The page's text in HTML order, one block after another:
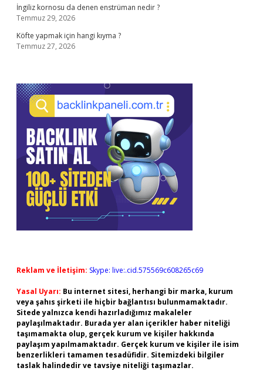
İngiliz kornosu da denen enstrüman nedir ?
Temmuz 29, 2026
Köfte yapmak için hangi kıyma ?
Temmuz 27, 2026
Reklam ve İletişim: Skype: live:.cid.575569c608265c69
Yasal Uyarı: Bu internet sitesi, herhangi bir marka, kurum
veya şahıs şirketi ile hiçbir bağlantısı bulunmamaktadır.
Sitede yalnızca kendi hazırladığımız makaleler
paylaşılmaktadır. Burada yer alan içerikler haber niteliği
taşımamakta olup, gerçek kurum ve kişiler hakkında
paylaşım yapılmamaktadır. Gerçek kurum ve kişiler ile isim
benzerlikleri tamamen tesadüfidir. Sitemizdeki bilgiler
taslak halindedir ve tavsiye niteliği taşımazlar.